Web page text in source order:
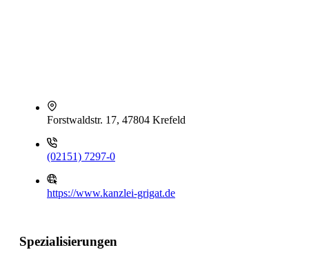
Forstwaldstr. 17, 47804 Krefeld
(02151) 7297-0
https://www.kanzlei-grigat.de
Spezialisierungen